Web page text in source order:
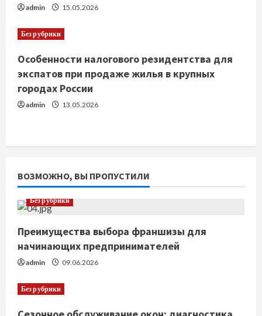
admin 15.05.2026
Без рубрики
Особенности налогового резидентства для
экспатов при продаже жилья в крупных
городах России
admin 13.05.2026
ВОЗМОЖНО, ВЫ ПРОПУСТИЛИ
Без рубрики
Преимущества выбора франшизы для
начинающих предпринимателей
admin 09.06.2026
Без рубрики